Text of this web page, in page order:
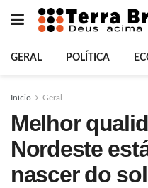
GERAL POLÍTICA
Início Geral
Melhor
Nordeste
nascer do sol